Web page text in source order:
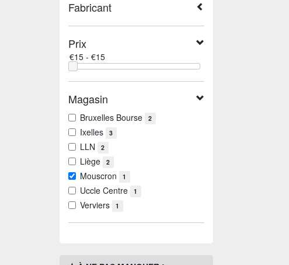
Fabricant
Prix
Magasin
Bruxelles Bourse 2
Ixelles 3
LLN 2
Liège 2
Mouscron 1
Uccle Centre 1
Verviers 1